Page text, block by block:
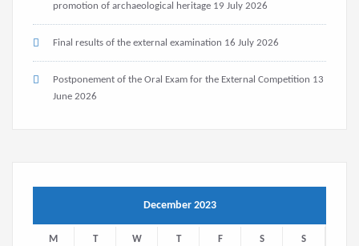
promotion of archaeological heritage 19 July 2026
Final results of the external examination 16 July 2026
Postponement of the Oral Exam for the External Competition 13
June 2026
December 2023
M T W T F S S